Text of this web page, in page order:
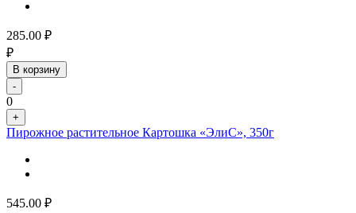
285.00 ₽
₽
В корзину
-
0
+
Пирожное растительное Картошка «ЭлиС», 350г
545.00 ₽